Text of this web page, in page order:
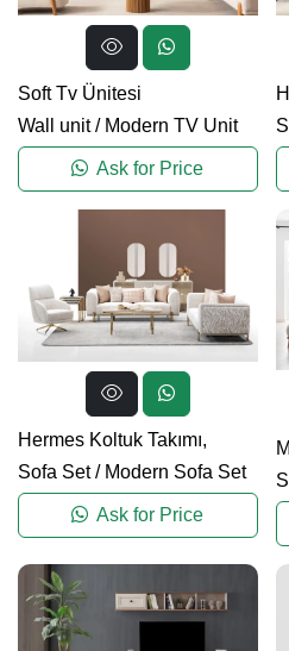
Soft Tv Ünitesi
Wall unit/ Modern TV Unit
Ask for Price
Hermes Koltuk Takımı,
Sofa Set/ Modern Sofa Set
Ask for Price